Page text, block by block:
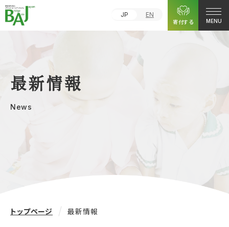
JP
EN
寄付する
MENU
最新情報
News
トップページ 最新情報